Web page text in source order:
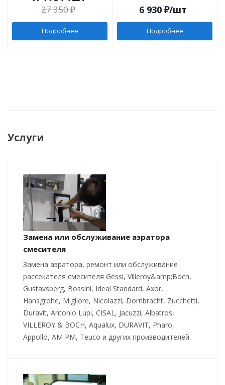
27 350₽
Подробнее
6 930 ₽/шт
Подробнее
Услуги
Замена или обслуживание аэратора
смесителя
Замена аэратора, ремонт или обслуживание
рассекателя смесителя Gessi, Villeroy&amp;Boch,
Gustavsberg, Bossini, Ideal Standard, Axor,
Hansgrohe, Migliore, Nicolazzi, Dornbracht, Zucchetti,
Duravit, Antonio Lupi, CISAL, Jacuzzi, Albatros,
VILLEROY & BOCH, Aqualux, DURAVIT, Pharo,
Appollo, AM PM, Teuco и других производителей.